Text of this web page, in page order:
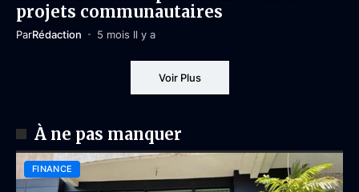
projets communautaires
ParRédaction 5 mois Il y a
Voir Plus
À ne pas manquer
FINANCE